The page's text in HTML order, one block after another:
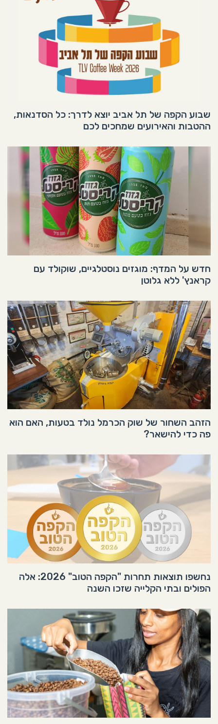
שבוע הקפה של תל אביב יוצא לדרך: כל הסדנאות,
ההטבות והאירועים שמחכים לכם
חדש על המדף: מוגזים נוסטלגיים, שוקולד עם
קראנץ' ללא גלוטן
הזהב השחור של שוק הכרמל נולד בטעות, האם הוא
פה כדי להישאר?
נחשפו תוצאות תחרות "הקפה הטוב" 2026: אלה
הפולים ובתי הקלייה שזכו השנה